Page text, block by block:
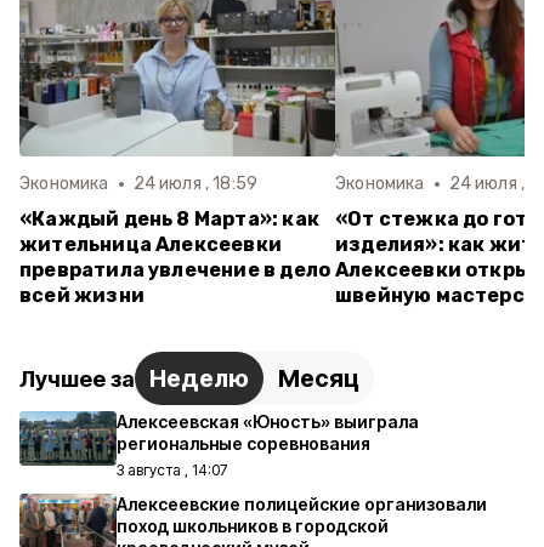
Экономика 24 июля , 18:59
«Каждый день 8 Марта»: как
жительница Алексеевки
превратила увлечение в дело
всей жизни
Экономика 24 июля ,
«От стежка до
изделия»: как
Алексеевки
швейную
Лучшее за Неделю Месяц
Алексеевская «Юность» выиграла
региональные соревнования
3 августа , 14:07
Алексеевские полицейские организовали
поход школьников в городской